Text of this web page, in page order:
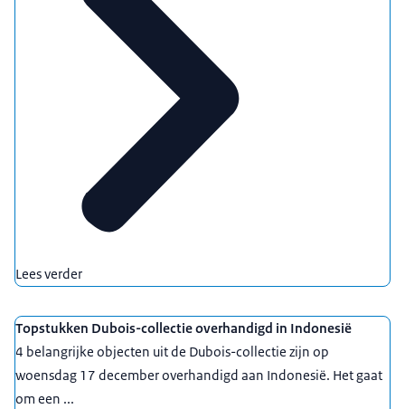
Lees verder
Topstukken Dubois-collectie overhandigd in Indonesië
4 belangrijke objecten uit de Dubois-collectie zijn op
woensdag 17 december overhandigd aan Indonesië. Het gaat
om een ...